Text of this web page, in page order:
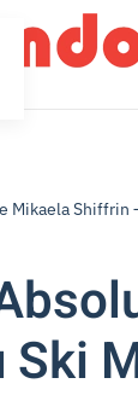
Mikaela